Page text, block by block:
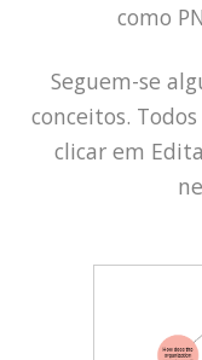
como
Seguem-se
conceitos.
clicar em